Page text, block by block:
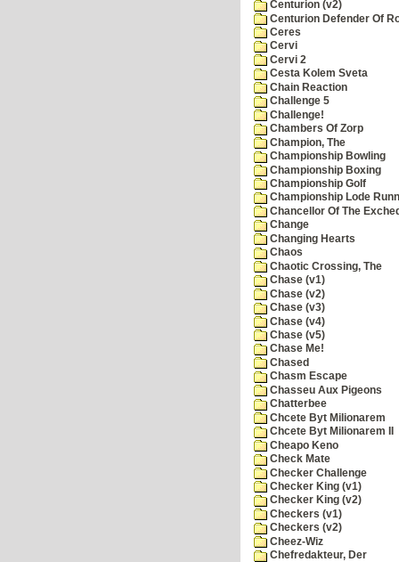
Centurion (v2)
Centurion Defender Of
Ceres
Cervi
Cervi 2
Cesta Kolem Sveta
Chain Reaction
Challenge 5
Challenge!
Chambers Of Zorp
Champion, The
Championship Bowling
Championship Boxing
Championship Golf
Championship Lode
Chancellor Of The
Change
Changing Hearts
Chaos
Chaotic Crossing, The
Chase (v1)
Chase (v2)
Chase (v3)
Chase (v4)
Chase (v5)
Chase Me!
Chased
Chasm Escape
Chasseu Aux Pigeons
Chatterbee
Chcete Byt Milionarem
Chcete Byt Milionarem II
Cheapo Keno
Check Mate
Checker Challenge
Checker King (v1)
Checker King (v2)
Checkers (v1)
Checkers (v2)
Cheez-Wiz
Chefredakteur, Der